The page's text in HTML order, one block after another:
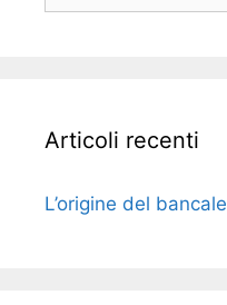
Articoli recenti
L’origine del bancale